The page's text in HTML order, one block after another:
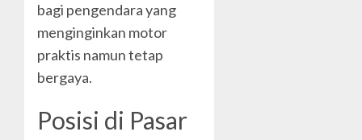
bagi pengendara yang
menginginkan motor
praktis namun tetap
bergaya.
Posisi di Pasar